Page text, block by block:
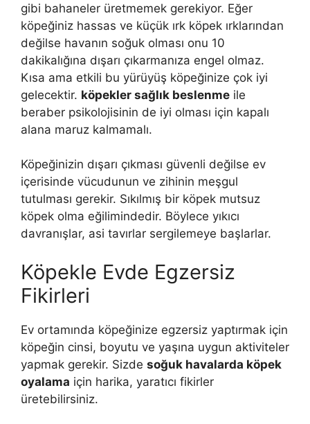
gibi bahaneler üretmemek gerekiyor. Eğer
köpeğiniz hassas ve küçük ırk köpek ırklarından
değilse havanın soğuk olması onu 10
dakikalığına dışarı çıkarmanıza engel olmaz.
Kısa ama etkili bu yürüyüş köpeğinize çok iyi
gelecektir. köpekler sağlık beslenme ile
beraber psikolojisinin de iyi olması için kapalı
alana maruz kalmamalı.
Köpeğinizin dışarı çıkması güvenli değilse ev
içerisinde vücudunun ve zihinin meşgul
tutulması gerekir. Sıkılmış bir köpek mutsuz
köpek olma eğilimindedir. Böylece yıkıcı
davranışlar, asi tavırlar sergilemeye başlarlar.
Köpekle Evde Egzersiz
Fikirleri
Ev ortamında köpeğinize egzersiz yaptırmak için
köpeğin cinsi, boyutu ve yaşına uygun aktiviteler
yapmak gerekir. Sizde soğuk havalarda köpek
oyalama için harika, yaratıcı fikirler
üretebilirsiniz.